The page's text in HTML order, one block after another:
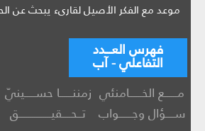
موعد مع الفكر الأصيل لقارىء يبحث عن
فهرس العـــدد
التفاعلي - آب
مــــــع الخــــــامنئي زمننــــــا حســـــينيّ
ســــؤال وجــــــواب
تــحــــقيـــــــــــــــق